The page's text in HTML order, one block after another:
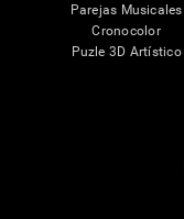
Parejas Musicales
Cronocolor
Puzle 3D Artístico